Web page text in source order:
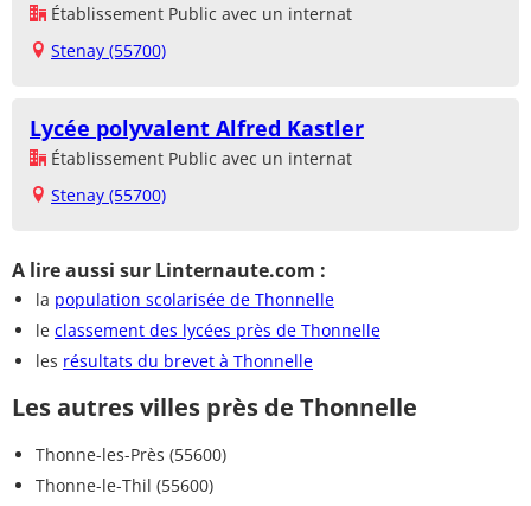
Établissement Public avec un internat
Stenay (55700)
Lycée polyvalent Alfred Kastler
Établissement Public avec un internat
Stenay (55700)
A lire aussi sur Linternaute.com :
la population scolarisée de Thonnelle
le classement des lycées près de Thonnelle
les résultats du brevet à Thonnelle
Les autres villes près de Thonnelle
Thonne-les-Près (55600)
Thonne-le-Thil (55600)